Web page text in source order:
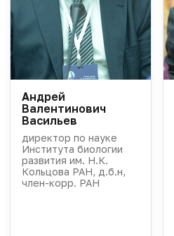
Андрей
Валентинович
Васильев
директор по науке
Института биологии
развития им. Н.К.
Кольцова РАН, д.б.н,
член-корр. РАН